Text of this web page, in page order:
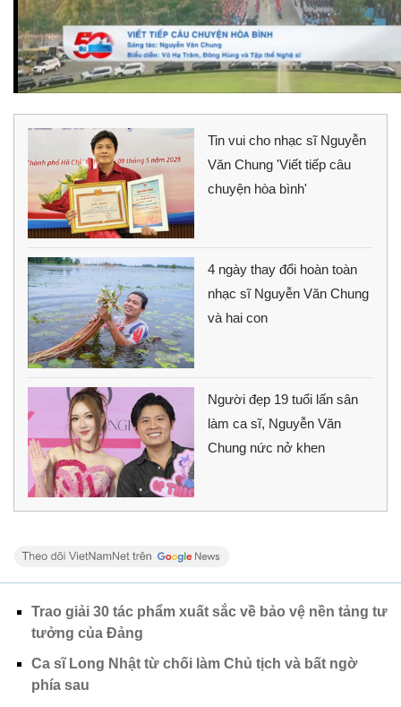
Tin vui cho nhạc sĩ Nguyễn
Văn Chung 'Viết tiếp câu
chuyện hòa bình'
4 ngày thay đổi hoàn toàn
nhạc sĩ Nguyễn Văn Chung
và hai con
Người đẹp 19 tuổi lấn sân
làm ca sĩ, Nguyễn Văn
Chung nức nở khen
Trao giải 30 tác phẩm xuất sắc về bảo vệ nền tảng tư
tưởng của Đảng
Ca sĩ Long Nhật từ chối làm Chủ tịch và bất ngờ
phía sau